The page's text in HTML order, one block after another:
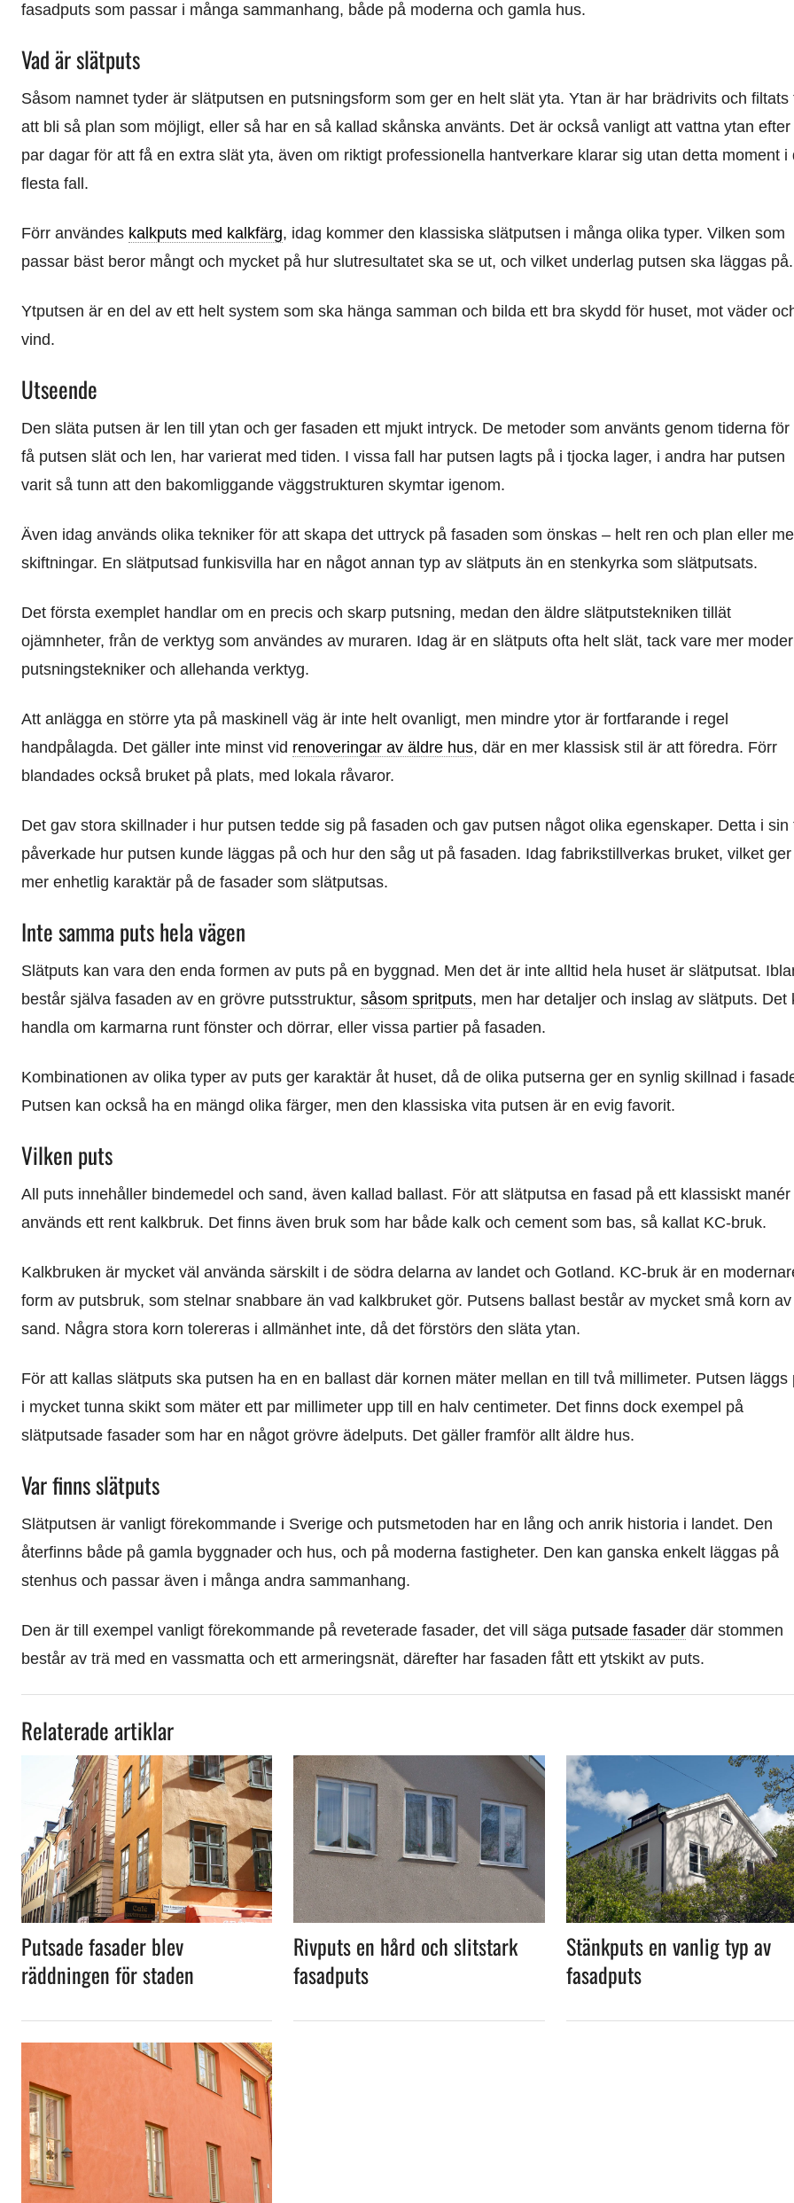
fasadputs som passar i många sammanhang, både på moderna och gamla hus.
Vad är slätputs
Såsom namnet tyder är slätputsen en putsningsform som ger en helt slät yta. Ytan är har brädrivits och filtats
att bli så plan som möjligt, eller så har en så kallad skånska använts. Det är också vanligt att vattna ytan efter
par dagar för att få en extra slät yta, även om riktigt professionella hantverkare klarar sig utan detta moment i
flesta fall.
Förr användes kalkputs med kalkfärg, idag kommer den klassiska slätputsen i många olika typer. Vilken som
passar bäst beror mångt och mycket på hur slutresultatet ska se ut, och vilket underlag putsen ska läggas på.
Ytputsen är en del av ett helt system som ska hänga samman och bilda ett bra skydd för huset, mot väder
vind.
Utseende
Den släta putsen är len till ytan och ger fasaden ett mjukt intryck. De metoder som använts genom tiderna för
få putsen slät och len, har varierat med tiden. I vissa fall har putsen lagts på i tjocka lager, i andra har putsen
varit så tunn att den bakomliggande väggstrukturen skymtar igenom.
Även idag används olika tekniker för att skapa det uttryck på fasaden som önskas – helt ren och plan eller
skiftningar. En slätputsad funkisvilla har en något annan typ av slätputs än en stenkyrka som slätputsats.
Det första exemplet handlar om en precis och skarp putsning, medan den äldre slätputstekniken tillät
ojämnheter, från de verktyg som användes av muraren. Idag är en slätputs ofta helt slät, tack vare mer
putsningstekniker och allehanda verktyg.
Att anlägga en större yta på maskinell väg är inte helt ovanligt, men mindre ytor är fortfarande i regel
handpålagda. Det gäller inte minst vid renoveringar av äldre hus, där en mer klassisk stil är att föredra. Förr
blandades också bruket på plats, med lokala råvaror.
Det gav stora skillnader i hur putsen tedde sig på fasaden och gav putsen något olika egenskaper. Detta i sin
påverkade hur putsen kunde läggas på och hur den såg ut på fasaden. Idag fabrikstillverkas bruket, vilket ger
mer enhetlig karaktär på de fasader som slätputsas.
Inte samma puts hela vägen
Slätputs kan vara den enda formen av puts på en byggnad. Men det är inte alltid hela huset är slätputsat.
består själva fasaden av en grövre putsstruktur, såsom spritputs, men har detaljer och inslag av slätputs. Det
handla om karmarna runt fönster och dörrar, eller vissa partier på fasaden.
Kombinationen av olika typer av puts ger karaktär åt huset, då de olika putserna ger en synlig skillnad i
Putsen kan också ha en mängd olika färger, men den klassiska vita putsen är en evig favorit.
Vilken puts
All puts innehåller bindemedel och sand, även kallad ballast. För att slätputsa en fasad på ett klassiskt manér
används ett rent kalkbruk. Det finns även bruk som har både kalk och cement som bas, så kallat KC-bruk.
Kalkbruken är mycket väl använda särskilt i de södra delarna av landet och Gotland. KC-bruk är en
form av putsbruk, som stelnar snabbare än vad kalkbruket gör. Putsens ballast består av mycket små korn av
sand. Några stora korn tolereras i allmänhet inte, då det förstörs den släta ytan.
För att kallas slätputs ska putsen ha en en ballast där kornen mäter mellan en till två millimeter. Putsen läggs
i mycket tunna skikt som mäter ett par millimeter upp till en halv centimeter. Det finns dock exempel på
slätputsade fasader som har en något grövre ädelputs. Det gäller framför allt äldre hus.
Var finns slätputs
Slätputsen är vanligt förekommande i Sverige och putsmetoden har en lång och anrik historia i landet. Den
återfinns både på gamla byggnader och hus, och på moderna fastigheter. Den kan ganska enkelt läggas på
stenhus och passar även i många andra sammanhang.
Den är till exempel vanligt förekommande på reveterade fasader, det vill säga putsade fasader där stommen
består av trä med en vassmatta och ett armeringsnät, därefter har fasaden fått ett ytskikt av puts.
Relaterade artiklar
Putsade fasader blev
räddningen för staden
Rivputs en hård och slitstark
fasadputs
Stänkputs en vanlig typ av
fasadputs